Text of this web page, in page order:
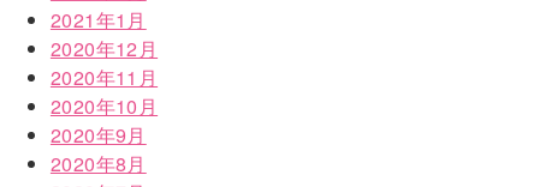
2021年1月
2020年12月
2020年11月
2020年10月
2020年9月
2020年8月